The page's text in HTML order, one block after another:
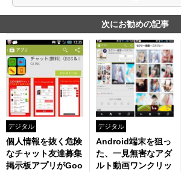
次にお勧めの記事
デジタル
個人情報を抜く危険
なチャット友達募集
掲示板アプリがGoo
デジタル
Android端末を狙っ
た、一見無害なアダ
ルト動画ワンクリッ